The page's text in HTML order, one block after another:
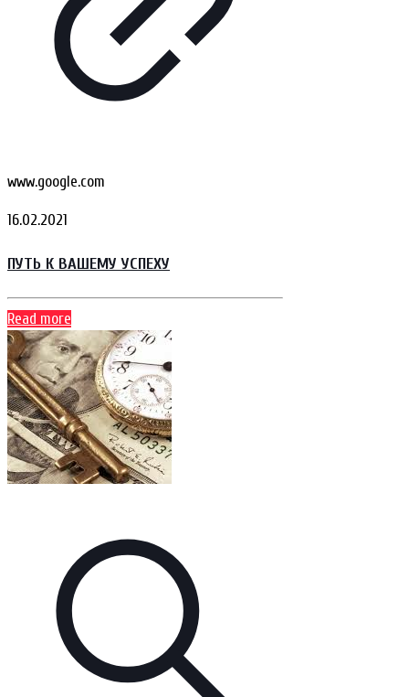
www.google.com
16.02.2021
ПУТЬ К ВАШЕМУ УСПЕХУ
Read more